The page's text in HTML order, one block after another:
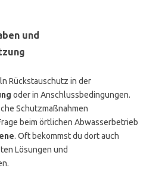
und
Rückstauschutz in der
oder in Anschlussbedingungen.
Schutzmaßnahmen
beim örtlichen Abwasserbetrieb
. Oft bekommst du dort auch
Lösungen und